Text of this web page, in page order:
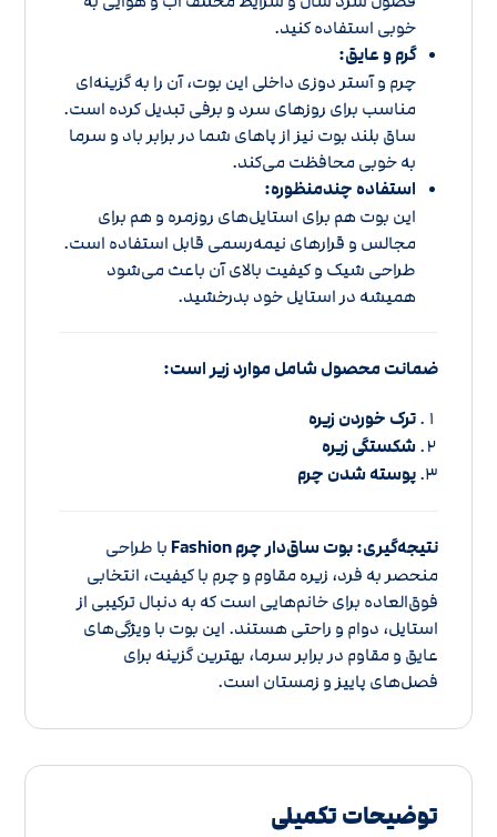
خوبی استفاده کنید.
گرم و عایق:
چرم و آستر دوزی داخلی این بوت، آن را به گزینه‌ای
مناسب برای روزهای سرد و برفی تبدیل کرده است.
ساق بلند بوت نیز از پاهای شما در برابر باد و سرما
به خوبی محافظت می‌کند.
استفاده چندمنظوره:
این بوت هم برای استایل‌های روزمره و هم برای
مجالس و قرارهای نیمه‌رسمی قابل استفاده است.
طراحی شیک و کیفیت بالای آن باعث می‌شود
همیشه در استایل خود بدرخشید.
ضمانت محصول شامل موارد زیر است:
ترک خوردن زیره
شکستگی زیره
پوسته شدن چرم
نتیجه‌گیری:بوت ساق‌دار چرم Fashion
با طراحی
منحصر به فرد، زیره مقاوم و چرم با کیفیت، انتخابی
فوق‌العاده برای خانم‌هایی است که به دنبال ترکیبی از
استایل، دوام و راحتی هستند. این بوت با ویژگی‌های
عایق و مقاوم در برابر سرما، بهترین گزینه برای
فصل‌های پاییز و زمستان است.
توضیحات تکمیلی